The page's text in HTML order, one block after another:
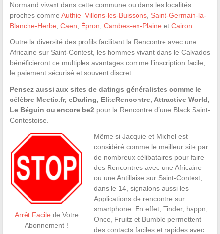
Normand vivant dans cette commune ou dans les localités
proches comme Authie Villons-les-Buissons, Saint-Germain-la-
Blanche-Herbe Caen Épron Cambes-en-Plaine et Cairon
Outre la diversité des profils facilitant la Rencontre avec une
Africaine sur Saint-Contest, les hommes vivant dans le Calvados
bénéficieront de multiples avantages comme l’inscription facile,
le paiement sécurisé et souvent discret.
Pensez aussi aux sites de datings généralistes comme le
célèbre Meetic.fr, eDarling, EliteRencontre, Attractive World,
Le Béguin ou encore be2 pour la Rencontre d’une Black Saint-
Contestoise.
Arrêt Facile de Votre
Abonnement !
Même si Jacquie et Michel est
considéré comme le meilleur site par
de nombreux célibataires pour faire
des Rencontres avec une Africaine
ou une Antillaise sur Saint-Contest,
dans le 14, signalons aussi les
Applications de rencontre sur
smartphone. En effet, Tinder, happn,
Once, Fruitz et Bumble permettent
des contacts faciles et rapides avec